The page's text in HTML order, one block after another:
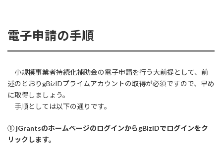
電子申請の手順
小規模事業者持続化補助金の電子申請を行う大前提として、前
述のとおりgBizIDプライムアカウントの取得が必須ですので、早め
に取得しましょう。
手順としては以下の通りです。
① jGrantsのホームページのログインからgBizIDでログインをク
リックします。